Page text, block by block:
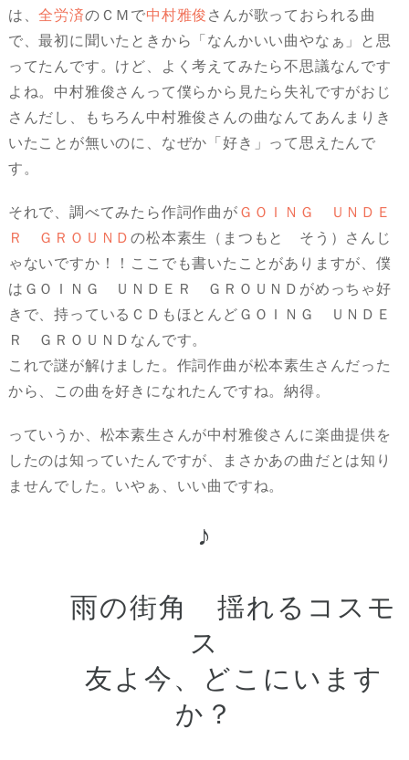
は、全労済のＣＭで中村雅俊さんが歌っておられる曲
で、最初に聞いたときから「なんかいい曲やなぁ」と思
ってたんです。けど、よく考えてみたら不思議なんです
よね。中村雅俊さんって僕らから見たら失礼ですがおじ
さんだし、もちろん中村雅俊さんの曲なんてあんまりき
いたことが無いのに、なぜか「好き」って思えたんで
す。
それで、調べてみたら作詞作曲がＧＯＩＮＧ ＵＮＤＥ
Ｒ ＧＲＯＵＮＤの松本素生（まつもと そう）さんじ
ゃないですか！！ここでも書いたことがありますが、僕
はＧＯＩＮＧ ＵＮＤＥＲ ＧＲＯＵＮＤがめっちゃ好
きで、持っているＣＤもほとんどＧＯＩＮＧ ＵＮＤＥ
Ｒ ＧＲＯＵＮＤなんです。
これで謎が解けました。作詞作曲が松本素生さんだった
から、この曲を好きになれたんですね。納得。
っていうか、松本素生さんが中村雅俊さんに楽曲提供を
したのは知っていたんですが、まさかあの曲だとは知り
ませんでした。いやぁ、いい曲ですね。
♪
雨の街角 揺れるコスモ
ス
友よ今、どこにいます
か？